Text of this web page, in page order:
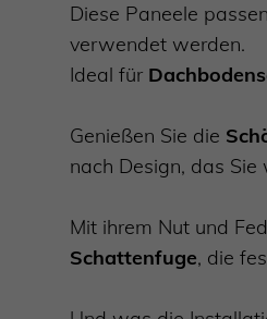
Diese Paneele passen
verwendet werden.
Ideal für
Genießen Sie die
nach Design, das
Mit ihrem Nut und
Schattenfuge, die